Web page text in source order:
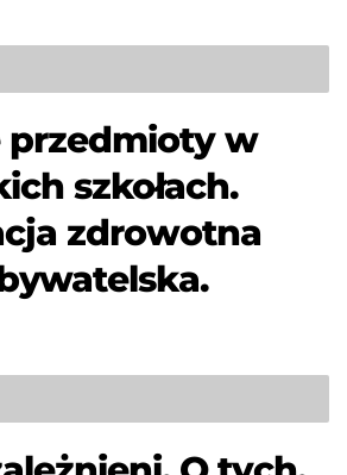
przedmioty w
szkołach.
zdrowotna